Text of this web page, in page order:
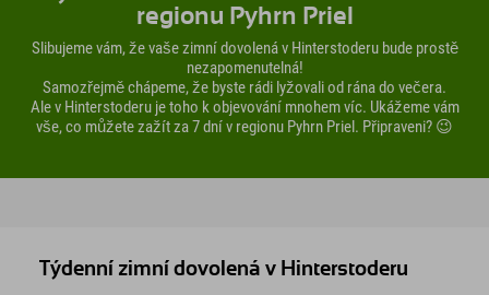
regionu Pyhrn Priel
Slibujeme vám, že vaše zimní dovolená v Hinterstoderu bude prostě
nezapomenutelná!
Samozřejmě chápeme, že byste rádi lyžovali od rána do večera.
Ale v Hinterstoderu je toho k objevování mnohem víc. Ukážeme vám
vše, co můžete zažít za 7 dní v regionu Pyhrn Priel. Připraveni? 😉
Týdenní zimní dovolená v Hinterstoderu